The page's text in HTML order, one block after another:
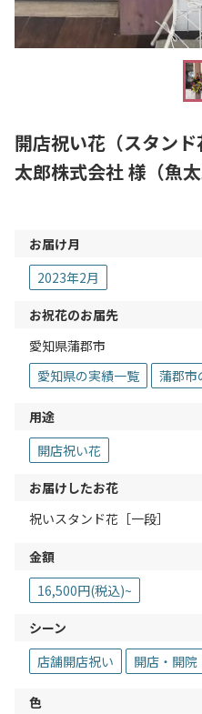
開店祝い花（スタン
太郎株式会社 様（魚
お届け月
2023年2月
お祝花のお届先
愛知県蒲郡市
愛知県の実績一覧
蒲郡市
用途
開店祝い花
お届けしたお花
祝いスタンド花［一段］
金額
16,500円(税込)~
シーン
店舗開店祝い
開店・開
色